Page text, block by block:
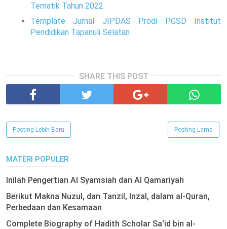
Tematik Tahun 2022
Template Jurnal JIPDAS Prodi PGSD Institut
Pendidikan Tapanuli Selatan
SHARE THIS POST
Posting Lebih Baru Posting Lama
MATERI POPULER
Inilah Pengertian Al Syamsiah dan Al Qamariyah
Berikut Makna Nuzul, dan Tanzil, Inzal, dalam al-Quran,
Perbedaan dan Kesamaan
Complete Biography of Hadith Scholar Sa'id bin al-